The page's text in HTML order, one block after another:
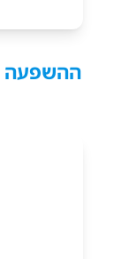
ההשפעה